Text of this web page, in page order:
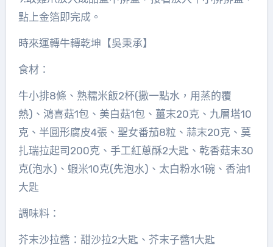
點上金箔即完成。
時來運轉牛轉乾坤【吳秉承】
食材：
牛小排8條、熟糯米飯2杯(撒一點水，用蒸的覆
熱)、鴻喜菇1包、美白菇1包、薑末20克、九層塔10
克、半圓形腐皮4張、聖女番茄8粒、蒜末20克、莫
扎瑞拉起司200克、手工紅蔥酥2大匙、乾香菇末30
克(泡水)、蝦米10克(先泡水)、太白粉水1碗、香油1
大匙
調味料：
芥末沙拉醬：甜沙拉2大匙、芥末子醬1大匙